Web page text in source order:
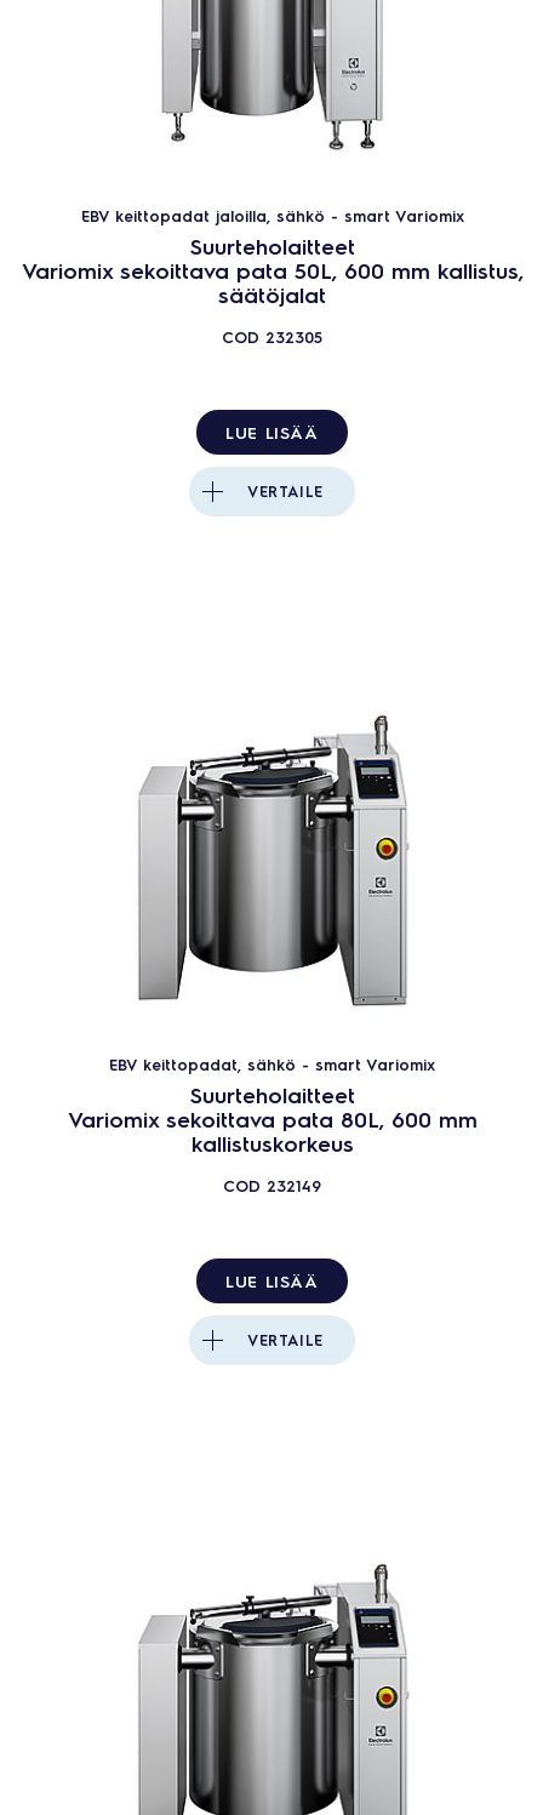
EBV keittopadat jaloilla, sähkö - smart Variomix
Suurteholaitteet
Variomix sekoittava pata 50L, 600 mm kallistus,
säätöjalat
COD 232305
LUE LISÄÄ
VERTAILE
EBV keittopadat, sähkö - smart Variomix
Suurteholaitteet
Variomix sekoittava pata 80L, 600 mm
kallistuskorkeus
COD 232149
LUE LISÄÄ
VERTAILE